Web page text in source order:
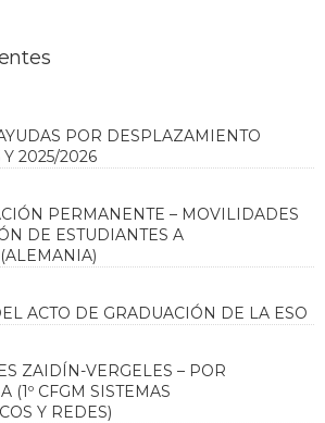
POR DESPLAZAMIENTO
2025/2026
PERMANENTE – MOVILIDADES
DE ESTUDIANTES A
ACTO DE GRADUACIÓN DE LA ESO
ZAIDÍN-VERGELES – POR
(1º CFGM SISTEMAS
Y REDES)